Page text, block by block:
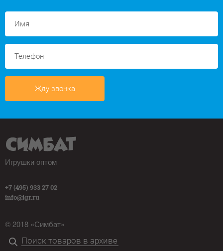
Жду звонка
Игрушки оптом
+7 (495) 933 27 02
info@igr.ru
© 2018 «Симбат»